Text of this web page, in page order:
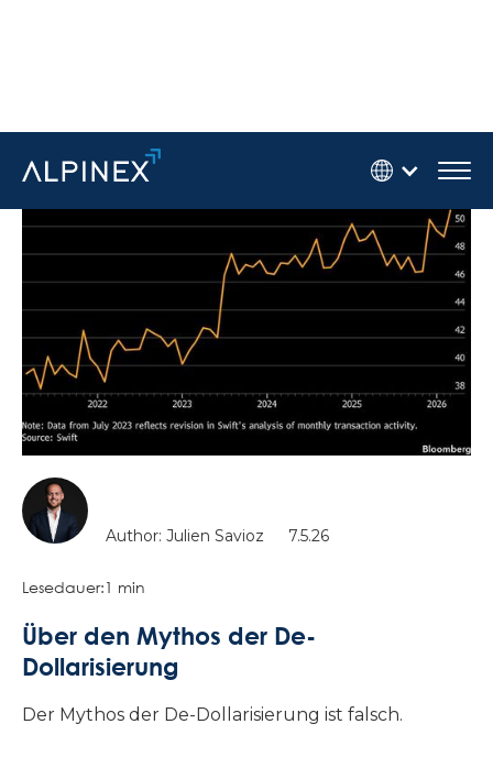
Author: Julien Savioz 7.5.26
Lesedauer:1 min
Über den Mythos der De-
Dollarisierung
Der Mythos der De-Dollarisierung ist falsch.